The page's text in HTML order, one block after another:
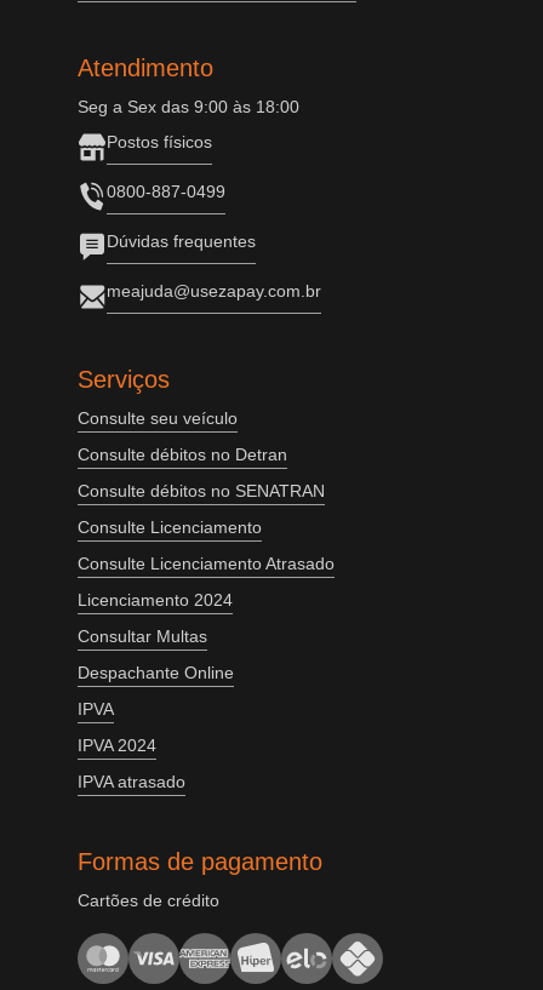
Atendimento
Seg a Sex das 9:00 às 18:00
Postos físicos
0800-887-0499
Dúvidas frequentes
meajuda@usezapay.com.br
Serviços
Consulte seu veículo
Consulte débitos no Detran
Consulte débitos no SENATRAN
Consulte Licenciamento
Consulte Licenciamento Atrasado
Licenciamento 2024
Consultar Multas
Despachante Online
IPVA
IPVA 2024
IPVA atrasado
Formas de pagamento
Cartões de crédito